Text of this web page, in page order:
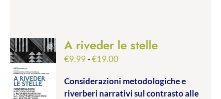
A riveder le stelle
€9.99-€19.00Fascia
prezzo:
da
Considerazioni metodologiche e
riverberi narrativi sul contrasto alle